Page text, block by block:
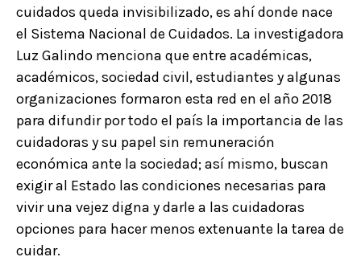
cuidados queda invisibilizado, es ahí donde nace
el Sistema Nacional de Cuidados. La investigadora
Luz Galindo menciona que entre académicas,
académicos, sociedad civil, estudiantes y algunas
organizaciones formaron esta red en el año 2018
para difundir por todo el país la importancia de las
cuidadoras y su papel sin remuneración
económica ante la sociedad; así mismo, buscan
exigir al Estado las condiciones necesarias para
vivir una vejez digna y darle a las cuidadoras
opciones para hacer menos extenuante la tarea de
cuidar.